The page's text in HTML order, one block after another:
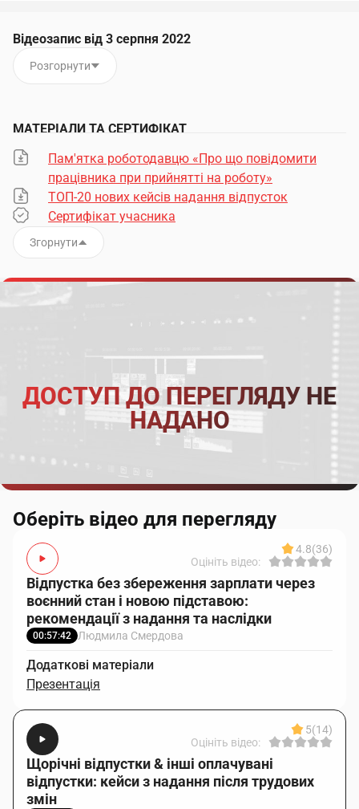
Відеозапис від 3 серпня 2022
Розгорнути
МАТЕРІАЛИ ТА СЕРТИФІКАТ
Пам'ятка роботодавцю «Про що повідомити
працівника при прийнятті на роботу»
ТОП-20 нових кейсів надання відпусток
Сертифікат учасника
Згорнути
ДОСТУП ДО ПЕРЕГЛЯДУ НЕ
НАДАНО
Оберіть відео для перегляду
4.8(36)
Оцініть відео:
Відпустка без збереження зарплати через
воєнний стан і новою підставою:
рекомендації з надання та наслідки
00:57:42 Людмила Смердова
Додаткові матеріали
Презентація
5(14)
Оцініть відео:
Щорічні відпустки & інші оплачувані
відпустки: кейси з надання після трудових
змін